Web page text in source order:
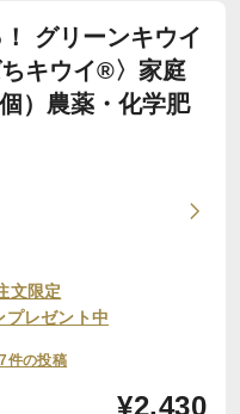
グリーンキウイ
キウイ®〉家庭
）農薬・化学肥
文限定
プレゼント中
件の投稿
¥2,430